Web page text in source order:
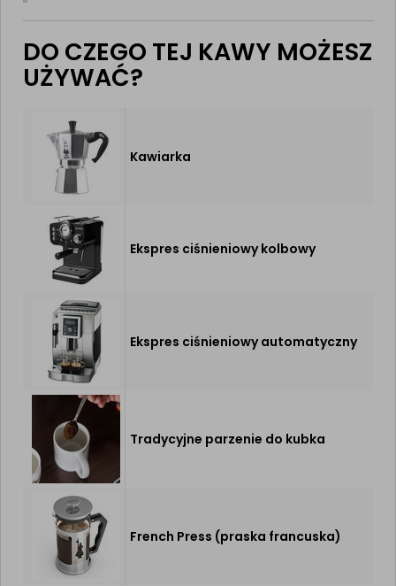
DO CZEGO TEJ KAWY MOŻESZ
UŻYWAĆ?
Kawiarka
Ekspres ciśnieniowy kolbowy
Ekspres ciśnieniowy automatyczny
Tradycyjne parzenie do kubka
French Press (praska francuska)